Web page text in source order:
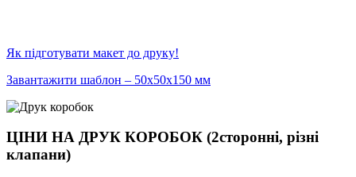
Як підготувати макет до друку!
Завантажити шаблон – 50х50х150 мм
ЦІНИ НА ДРУК КОРОБОК (2сторонні, різні
клапани)